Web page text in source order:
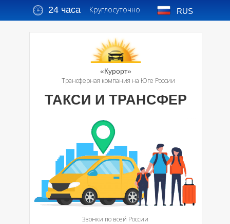
24 часа Круглосуточно RUS
«Курорт»
Трансферная компания на Юге России
Звонки по всей России
ТАКСИ И ТРАНСФЕР